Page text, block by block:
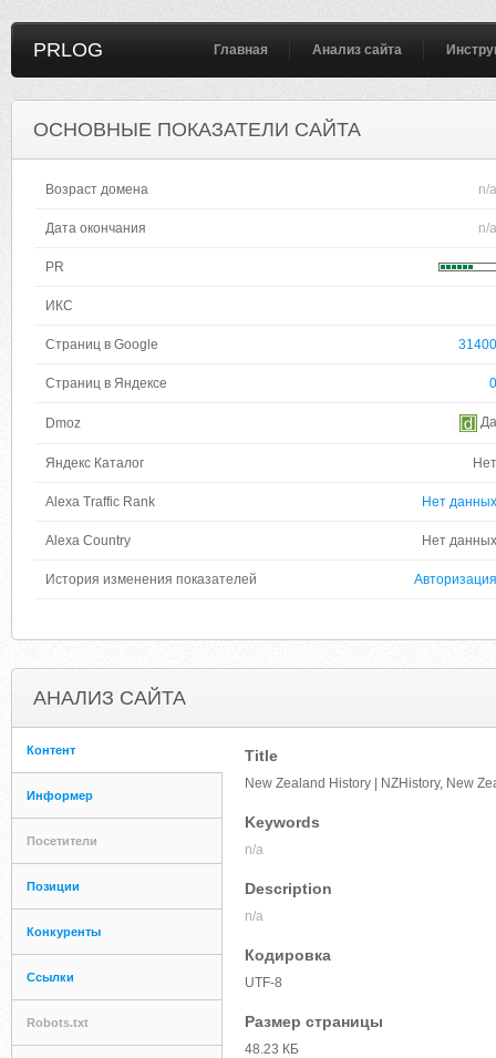
PRLOG Главная Анализ сайта
ОСНОВНЫЕ ПОКАЗАТЕЛИ САЙТА
Возраст домена n/a
Дата окончания n/a
PR
ИКС
Страниц в Google 31400
Страниц в Яндексе 0
Dmoz Да
Яндекс Каталог Нет
Alexa Traffic Rank Нет данных
Alexa Country Нет данных
История изменения показателей Авторизация
АНАЛИЗ САЙТА
Контент
Информер
Посетители
Позиции
Конкуренты
Ссылки
Robots.txt
Title
New Zealand History | NZHistory, New
Keywords
n/a
Description
n/a
Кодировка
UTF-8
Размер страницы
48.23 КБ